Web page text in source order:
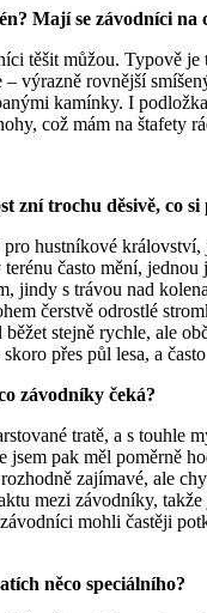
Mají se závodníci na
těšit můžou. Typově je
– výrazně rovnější
kamínky. I
což mám na štafety
zní trochu děsivě, co
hustníkové království,
často mění, jednou
jindy s trávou nad
čerstvě odrostlé
běžet stejně rychle, ale
přes půl lesa, a
závodníky čeká?
tratě, a s touhle
jsem pak měl poměrně
zajímavé, ale
mezi závodníky, takže
mohli častěji
něco speciálního?